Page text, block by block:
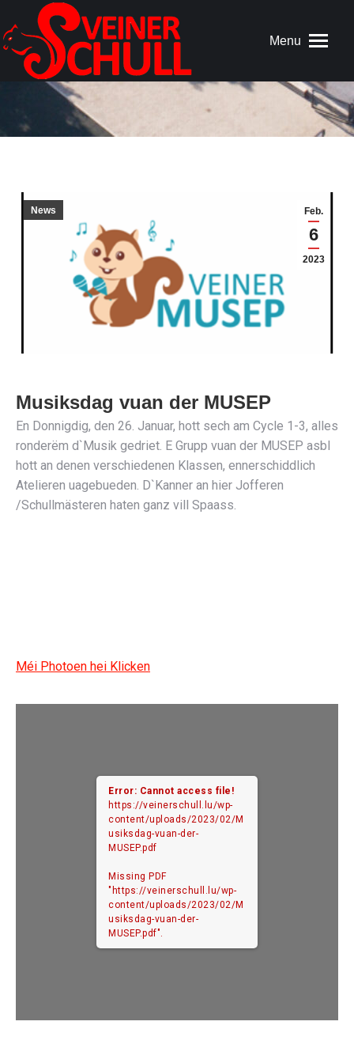
Menu
Feb.
6
2023
News
Musiksdag vuan der MUSEP
En Donnigdig, den 26. Januar, hott sech am Cycle 1-3, alles
ronderëm d`Musik gedriet. E Grupp vuan der MUSEP asbl
hott an denen verschiedenen Klassen, ennerschiddlich
Atelieren uagebueden. D`Kanner an hier Jofferen
/Schullmästeren haten ganz vill Spaass.
Méi Photoen hei Klicken
Error: Cannot access file!
https://veinerschull.lu/wp-
content/uploads/2023/02/M
usiksdag-vuan-der-
MUSEP.pdf
Missing PDF
"https://veinerschull.lu/wp-
content/uploads/2023/02/M
usiksdag-vuan-der-
MUSEP.pdf".